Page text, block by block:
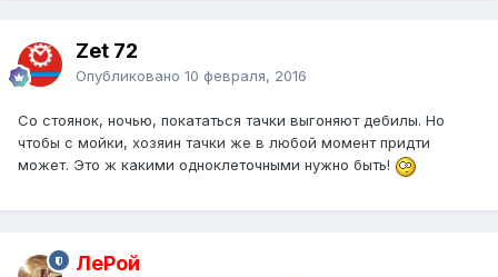
Zet 72
Опубликовано 10 февраля, 2016
Со стоянок, ночью, покататься тачки выгоняют дебилы. Но
чтобы с мойки, хозяин тачки же в любой момент придти
может. Это ж какими одноклеточными нужно быть!
ЛеРой